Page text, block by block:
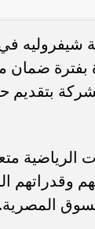
شيفروليه
تم طرح
الشركة
وقدراتهم
المصرية.